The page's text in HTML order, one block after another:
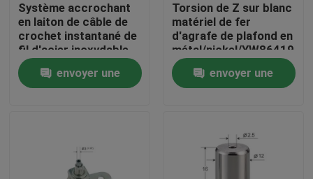
Maison
Système accrochant
en laiton de câble de
crochet instantané de
fil d'acier inoxydable
pour accrocher
d'éclairageenvoyer une
Torsion de Z sur blanc
matériel de fer
d'agrafe de plafond en
métal/nickel/YW86419
fini par Chrome
envoyer une